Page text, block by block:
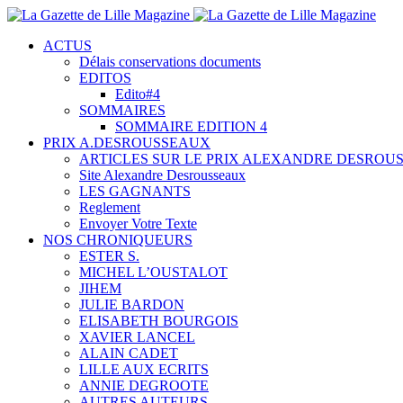
ACTUS
Délais conservations documents
EDITOS
Edito#4
SOMMAIRES
SOMMAIRE EDITION 4
PRIX A.DESROUSSEAUX
ARTICLES SUR LE PRIX ALEXANDRE
Site Alexandre Desrousseaux
LES GAGNANTS
Reglement
Envoyer Votre Texte
NOS CHRONIQUEURS
ESTER S.
MICHEL L’OUSTALOT
JIHEM
JULIE BARDON
ELISABETH BOURGOIS
XAVIER LANCEL
ALAIN CADET
LILLE AUX ECRITS
ANNIE DEGROOTE